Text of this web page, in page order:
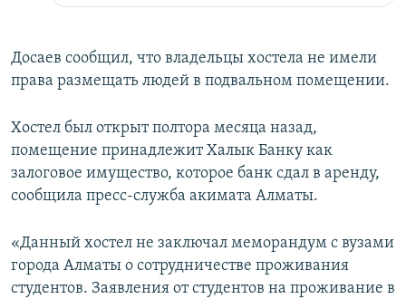
Досаев сообщил, что владельцы хостела не имели
права размещать людей в подвальном помещении.
Хостел был открыт полтора месяца назад,
помещение принадлежит Халык Банку как
залоговое имущество, которое банк сдал в аренду,
сообщила пресс-служба акимата Алматы.
«Данный хостел не заключал меморандум с вузами
города Алматы о сотрудничестве проживания
студентов. Заявления от студентов на проживание в